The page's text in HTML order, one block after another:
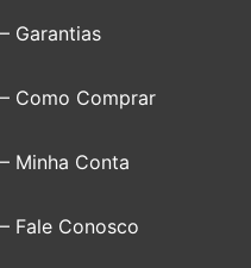
– Garantias
– Como Comprar
– Minha Conta
– Fale Conosco